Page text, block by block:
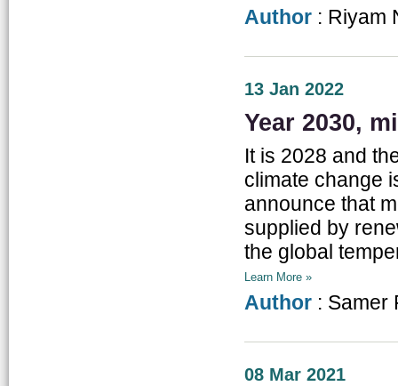
Author : Riyam
13 Jan 2022
Year 2030,
It is 2028 and
climate change
announce that
supplied by
the global
Learn More »
Author : Samer
08 Mar 2021